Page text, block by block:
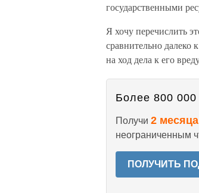
государственными
Я хочу перечислить
сравнительно далеко
на ход дела к его
Более 800 000
Получи 2
неограниченным
ПОЛУЧИТЬ